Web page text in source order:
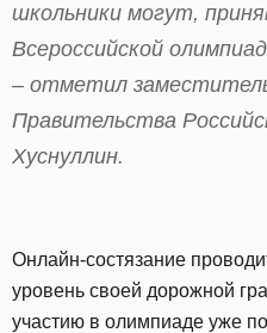
школьники могут,
Всероссийской
– отметил
Правительства
Хуснуллин.
Онлайн-состязание
уровень своей дорожной
участию в олимпиаде уже